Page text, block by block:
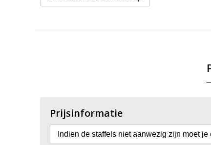
Prijsinformatie
Indien de staffels niet aanwezig zijn moet